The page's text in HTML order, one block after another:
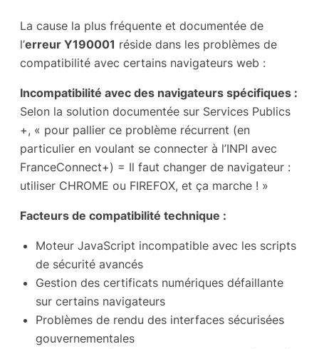
La cause la plus fréquente et documentée de
l’erreur Y190001 réside dans les problèmes de
compatibilité avec certains navigateurs web :
Incompatibilité avec des navigateurs spécifiques :
Selon la solution documentée sur Services Publics
+, « pour pallier ce problème récurrent (en
particulier en voulant se connecter à l’INPI avec
FranceConnect+) = Il faut changer de navigateur :
utiliser CHROME ou FIREFOX, et ça marche ! »
Facteurs de compatibilité technique :
Moteur JavaScript incompatible avec les scripts
de sécurité avancés
Gestion des certificats numériques défaillante
sur certains navigateurs
Problèmes de rendu des interfaces sécurisées
gouvernementales